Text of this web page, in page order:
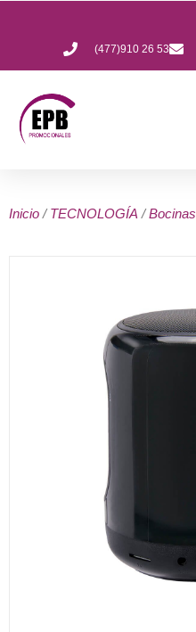
(477)910 26 53
Inicio /TECNOLOGÍA /Bocinas